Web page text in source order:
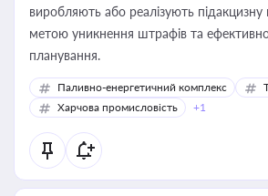
виробляють або реалізують підакцизну
метою уникнення штрафів та
планування.
Паливно-енергетичний комплекс
Харчова промисловість
+1